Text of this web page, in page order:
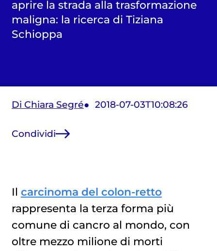
aprire la strada alla trasformazione
maligna: la ricerca di Tiziana
Schioppa
Di Chiara Segré 2018-07-03T10:08:26
Condividi
Il carcinoma del colon-retto
rappresenta la terza forma più
comune di cancro al mondo, con
oltre mezzo milione di morti